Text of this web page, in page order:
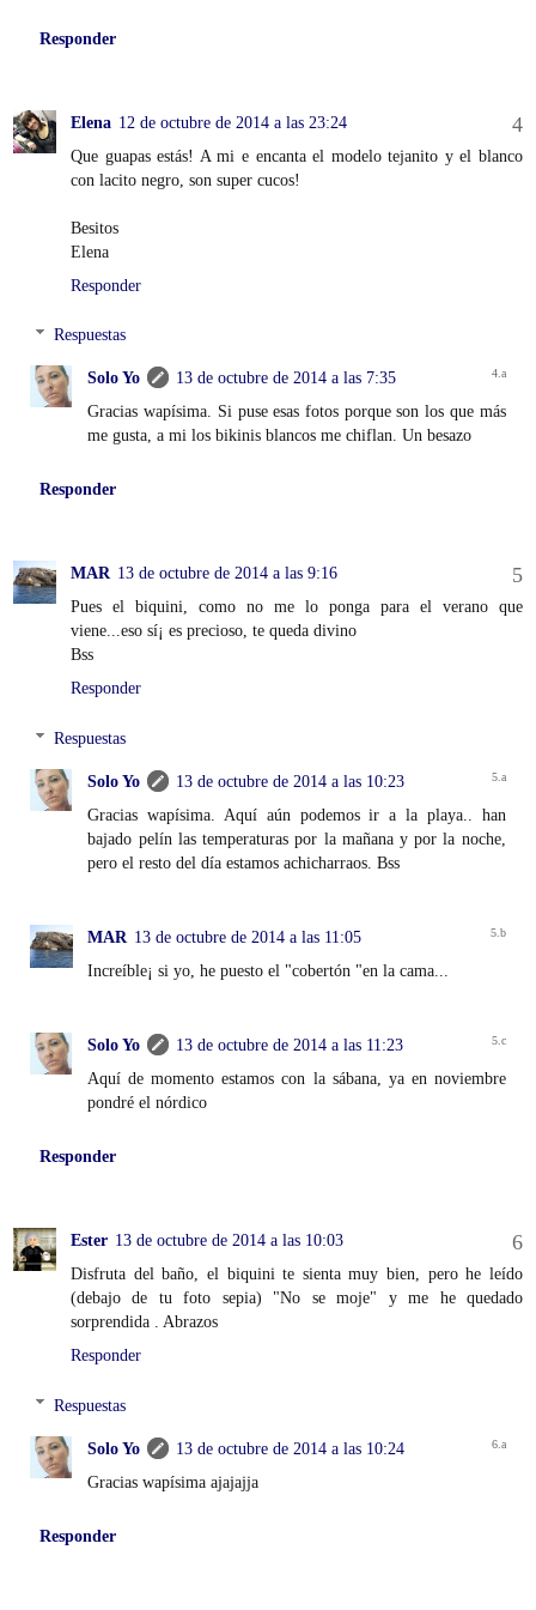
Responder
Elena 12 de octubre de 2014 a las 23:24
Que guapas estás! A mi e encanta el modelo tejanito y el blanco
con lacito negro, son super cucos!
Besitos
Elena
Responder
Respuestas
Solo Yo
13 de octubre de 2014 a las 7:35
Gracias wapísima. Si puse esas fotos porque son los que más
me gusta, a mi los bikinis blancos me chiflan. Un besazo
Responder
MAR 13 de octubre de 2014 a las 9:16
Pues el biquini, como no me lo ponga para el verano que
viene...eso sí¡ es precioso, te queda divino
Bss
Responder
Respuestas
Solo Yo
13 de octubre de 2014 a las 10:23
Gracias wapísima. Aquí aún podemos ir a la playa.. han
bajado pelín las temperaturas por la mañana y por la noche,
pero el resto del día estamos achicharraos. Bss
MAR 13 de octubre de 2014 a las 11:05
Increíble¡ si yo, he puesto el "cobertón "en la cama...
Solo Yo
13 de octubre de 2014 a las 11:23
Aquí de momento estamos con la sábana, ya en noviembre
pondré el nórdico
Responder
Ester 13 de octubre de 2014 a las 10:03
Disfruta del baño, el biquini te sienta muy bien, pero he leído
(debajo de tu foto sepia) "No se moje" y me he quedado
sorprendida . Abrazos
Responder
Respuestas
Solo Yo
13 de octubre de 2014 a las 10:24
Gracias wapísima ajajajja
Responder